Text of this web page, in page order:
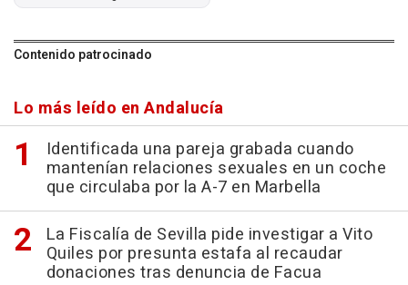
Contenido patrocinado
Lo más leído en Andalucía
Identificada una pareja grabada cuando
mantenían relaciones sexuales en un coche
que circulaba por la A-7 en Marbella
La Fiscalía de Sevilla pide investigar a Vito
Quiles por presunta estafa al recaudar
donaciones tras denuncia de Facua